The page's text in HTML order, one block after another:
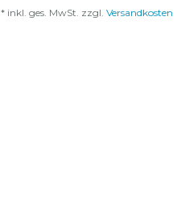
* inkl. ges. MwSt. zzgl. Versandkosten